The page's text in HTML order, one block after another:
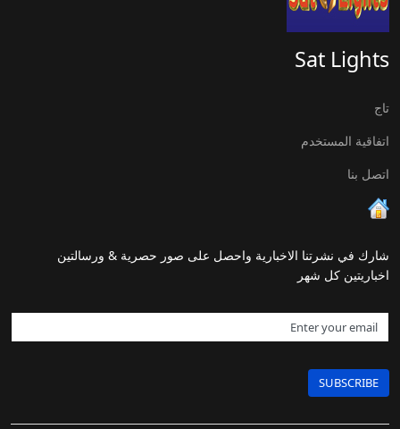
Sat Lights
تاج
اتفاقية المستخدم
اتصل بنا
شارك في نشرتنا الاخبارية واحصل على صور حصرية & ورسالتين
اخباريتين كل شهر
SUBSCRIBE